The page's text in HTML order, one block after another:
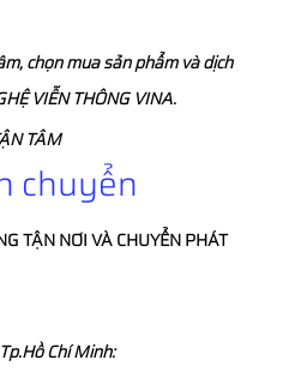
chọn mua sản phẩm và dịch
VIỄN THÔNG VINA.
TÂM
chuyển
TẬN NƠI VÀ CHUYỂN PHÁT
Chí Minh: